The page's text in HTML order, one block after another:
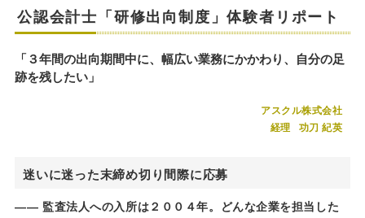
公認会計士「研修出向制度」体験者リポート
「３年間の出向期間中に、幅広い業務にかかわり、自分の足
跡を残したい」
アスクル株式会社
経理
功刀 紀英
迷いに迷った末締め切り間際に応募
監査法人への入所は２００４年。どんな企業を担当した